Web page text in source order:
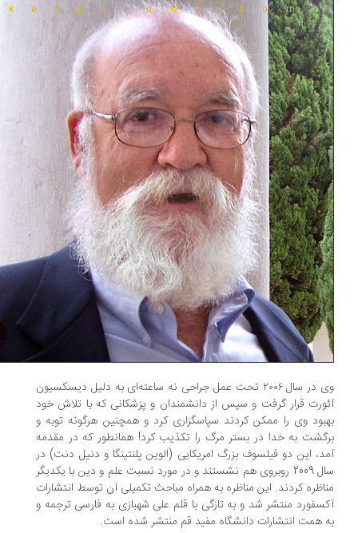
وی در سال ۲۰۰۶ تحت عمل جراحی نه ساعته‌ای به دلیل دیسکسیون
قرار گرفت و سپس از دانشمندان و پزشکانی که با تلاش خود
وی را ممکن کردند سپاسگزاری کرد و همچنین هرگونه توبه و
به خدا در بستر مرگ را تکذیب ‌کرد! همانطور که در مقدمه
این دو فیلسوف بزرگ امریکایی (الوین پلنتینگا و دنیل دنت) در
سال 2009 روبروی هم نشستند و در مورد نسبت علم و دین با یکدیگر
کردند. این مناظره به همراه مباحث تکمیلی آن توسط انتشارات
منتشر شد و به تازگی با قلم علی شهبازی به فارسی ترجمه و
همت انتشارات دانشگاه مفید قم منتشر شده است.